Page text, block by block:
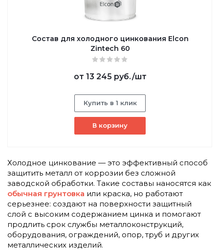
Состав для холодного цинкования Elcon
Zintech 60
от 13 245 руб./шт
Купить в 1 клик
В корзину
Холодное цинкование — это эффективный способ
защитить металл от коррозии без сложной
заводской обработки. Такие составы наносятся как
обычная грунтовка или краска, но работают
серьезнее: создают на поверхности защитный
слой с высоким содержанием цинка и помогают
продлить срок службы металлоконструкций,
оборудования, ограждений, опор, труб и других
металлических изделий.